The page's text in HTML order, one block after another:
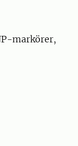
markörer,